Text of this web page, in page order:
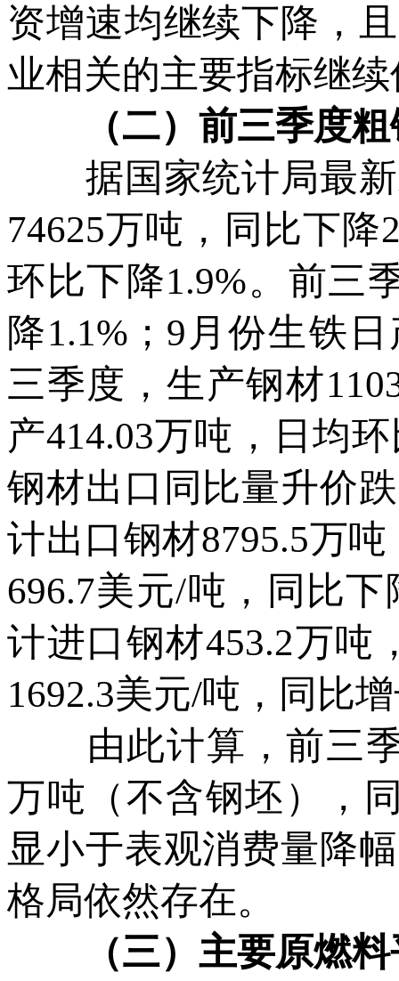
资增速均继续下降，
业相关的主要指标继
（二）前三季度粗
据国家统计局最新
74625万吨，同比下降
环比下降1.9%。前三
降1.1%；9月份生铁
三季度，生产钢材
产414.03万吨，日均
钢材出口同比量升价
计出口钢材8795.5万
696.7美元/吨，同比
计进口钢材453.2万吨
1692.3美元/吨，同比
由此计算，前三季
万吨（不含钢坯），
显小于表观消费量降
格局依然存在。
（三）主要原燃料